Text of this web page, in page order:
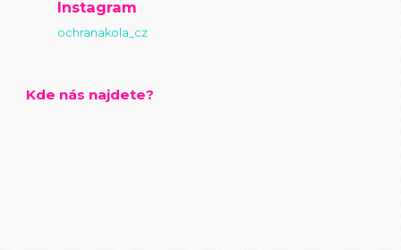
Instagram
ochranakola_cz
Kde nás najdete?